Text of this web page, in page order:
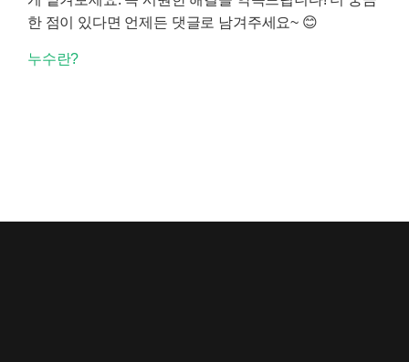
한 점이 있다면 언제든 댓글로 남겨주세요~ 😊
누수란?